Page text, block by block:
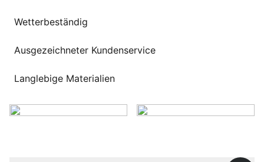
Wetterbeständig
Ausgezeichneter Kundenservice
Langlebige Materialien